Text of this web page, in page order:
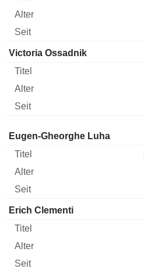
Victoria Ossadnik
Verwaltungsratsmitglied
Eugen-Gheorghe Luha
Erich Clementi